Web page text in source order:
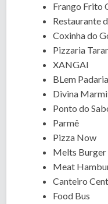
Frango Frito
Restaurante
Coxinha do
Pizzaria
XANGAI
BLem
Divina
Ponto do
Parmê
Pizza Now
Melts Burger
Meat
Canteiro
Food Bus